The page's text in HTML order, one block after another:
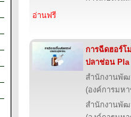
อ่านฟรี
การฉีดฮอร์โ
ปลาช่อน Pla
สำนักงานพัฒ
(องค์การมห
สำนักงานพัฒ